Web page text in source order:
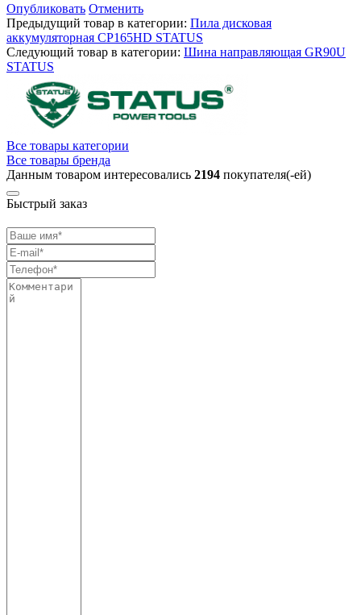
Опубликовать Отменить
Предыдущий товар в категории: Пила дисковая
аккумуляторная CP165HD STATUS
Следующий товар в категории: Шина направляющая GR90U
STATUS
Все товары категории
Все товары бренда
Данным товаром интересовались 2194 покупателя(-ей)
Быстрый заказ